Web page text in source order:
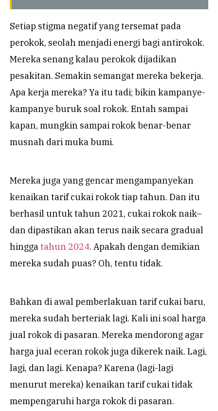
Setiap stigma negatif yang tersemat pada
perokok, seolah menjadi energi bagi antirokok.
Mereka senang kalau perokok dijadikan
pesakitan. Semakin semangat mereka bekerja.
Apa kerja mereka? Ya itu tadi; bikin kampanye-
kampanye buruk soal rokok. Entah sampai
kapan, mungkin sampai rokok benar-benar
musnah dari muka bumi.
Mereka juga yang gencar mengampanyekan
kenaikan tarif cukai rokok tiap tahun. Dan itu
berhasil untuk tahun 2021, cukai rokok naik–
dan dipastikan akan terus naik secara gradual
hinggatahun 2024. Apakah dengan demikian
mereka sudah puas? Oh, tentu tidak.
Bahkan di awal pemberlakuan tarif cukai baru,
mereka sudah berteriak lagi. Kali ini soal harga
jual rokok di pasaran. Mereka mendorong agar
harga jual eceran rokok juga dikerek naik. Lagi,
lagi, dan lagi. Kenapa? Karena (lagi-lagi
menurut mereka) kenaikan tarif cukai tidak
mempengaruhi harga rokok di pasaran.